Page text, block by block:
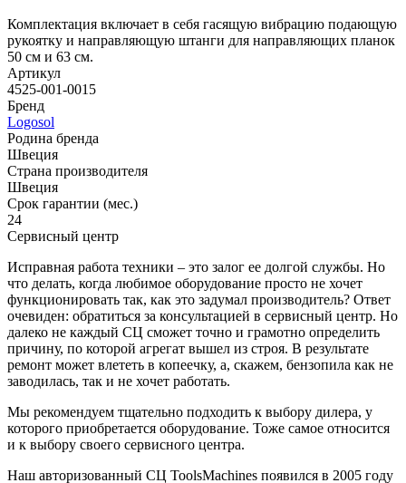
Комплектация включает в себя гасящую вибрацию подающую
рукоятку и направляющую штанги для направляющих планок
50 см и 63 см.
Артикул
4525-001-0015
Бренд
Logosol
Родина бренда
Швеция
Страна производителя
Швеция
Срок гарантии (мес.)
24
Сервисный центр
Исправная работа техники – это залог ее долгой службы. Но
что делать, когда любимое оборудование просто не хочет
функционировать так, как это задумал производитель? Ответ
очевиден: обратиться за консультацией в сервисный центр. Но
далеко не каждый СЦ сможет точно и грамотно определить
причину, по которой агрегат вышел из строя. В результате
ремонт может влететь в копеечку, а, скажем, бензопила как не
заводилась, так и не хочет работать.
Мы рекомендуем тщательно подходить к выбору дилера, у
которого приобретается оборудование. Тоже самое относится
и к выбору своего сервисного центра.
Наш авторизованный СЦ ToolsMachines появился в 2005 году